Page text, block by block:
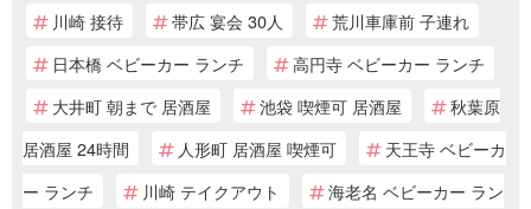
川崎 接待
帯広 宴会 30人
荒川車庫前 子連れ
日本橋 ベビーカー ランチ
高円寺 ベビーカー ランチ
大井町 朝まで 居酒屋
池袋 喫煙可 居酒屋
秋葉原
居酒屋 24時間
人形町 居酒屋 喫煙可
天王寺 ベビーカ
ー ランチ
川崎 テイクアウト
海老名 ベビーカー ラン